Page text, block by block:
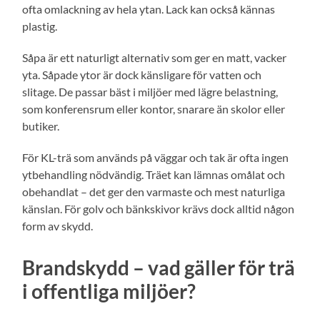
ofta omlackning av hela ytan. Lack kan också kännas
plastig.
Såpa är ett naturligt alternativ som ger en matt, vacker
yta. Såpade ytor är dock känsligare för vatten och
slitage. De passar bäst i miljöer med lägre belastning,
som konferensrum eller kontor, snarare än skolor eller
butiker.
För KL-trä som används på väggar och tak är ofta ingen
ytbehandling nödvändig. Träet kan lämnas omålat och
obehandlat – det ger den varmaste och mest naturliga
känslan. För golv och bänkskivor krävs dock alltid någon
form av skydd.
Brandskydd – vad gäller för trä
i offentliga miljöer?